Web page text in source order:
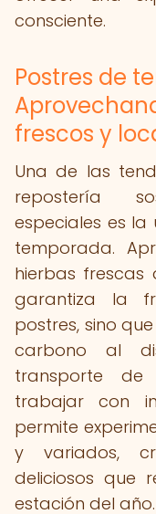
consciente.
Postres de
frescos y
Una de las
repostería
especiales es la
temporada.
hierbas
garantiza la
postres, sino
carbono al
transporte de
trabajar con
permite
y variados,
deliciosos que
estación del año.